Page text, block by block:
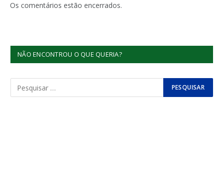
Os comentários estão encerrados.
NÃO ENCONTROU O QUE QUERIA?